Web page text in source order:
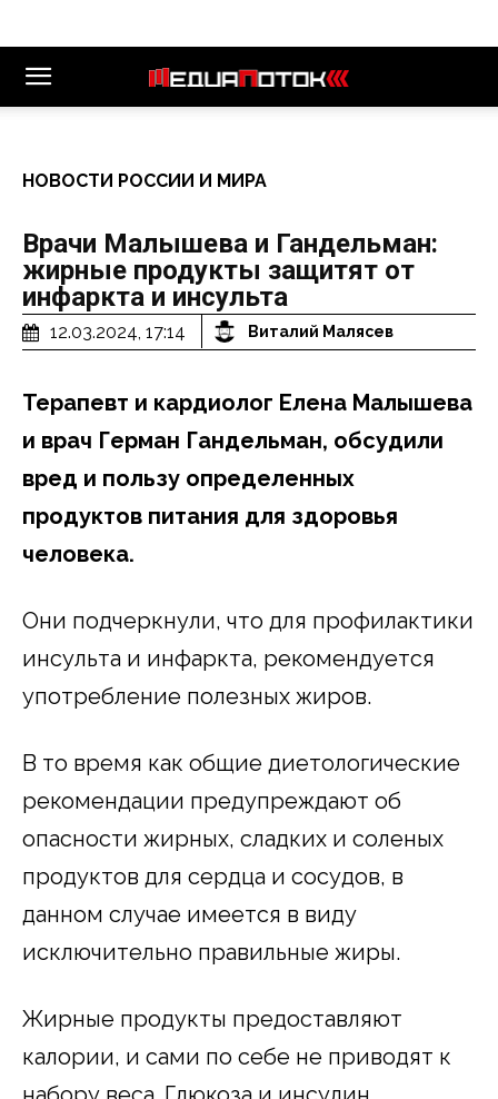
НОВОСТИ РОССИИ И МИРА
Врачи Малышева и Гандельман:
жирные продукты защитят от
инфаркта и инсульта
12.03.2024, 17:14 Виталий Малясев
Терапевт и кардиолог Елена Малышева
и врач Герман Гандельман, обсудили
вред и пользу определенных
продуктов питания для здоровья
человека.
Они подчеркнули, что для профилактики
инсульта и инфаркта, рекомендуется
употребление полезных жиров.
В то время как общие диетологические
рекомендации предупреждают об
опасности жирных, сладких и соленых
продуктов для сердца и сосудов, в
данном случае имеется в виду
исключительно правильные жиры.
Жирные продукты предоставляют
калории, и сами по себе не приводят к